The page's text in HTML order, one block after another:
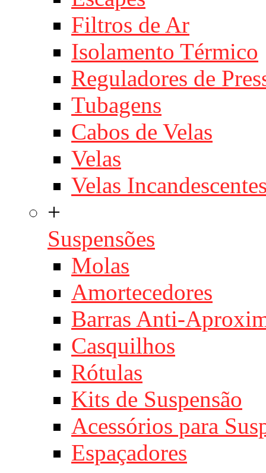
Filtros de Ar
Isolamento Térmico
Reguladores de
Tubagens
Cabos de Velas
Velas
Velas
+
Suspensões
Molas
Amortecedores
Barras Anti-
Casquilhos
Rótulas
Kits de Suspensão
Acessórios para
Espaçadores